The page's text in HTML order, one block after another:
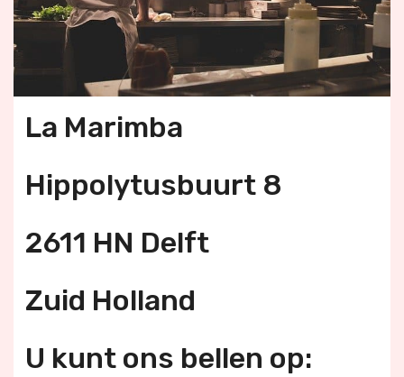
La Marimba
Hippolytusbuurt 8
2611 HN Delft
Zuid Holland
U kunt ons bellen op: